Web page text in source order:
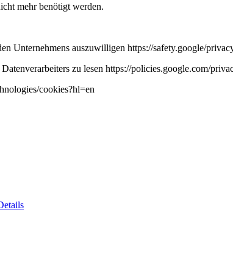
mehr benötigt werden.
Unternehmens auszuwilligen https://safety.google/
zu lesen https://policies.google.com/
cookies?hl=en